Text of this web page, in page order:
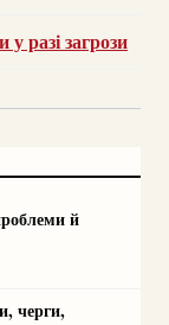
разі загрози
й
черги,